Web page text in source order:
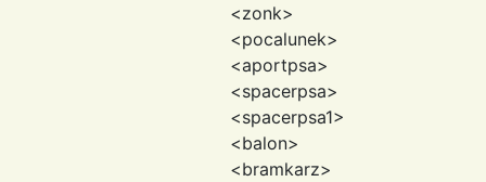
<zonk>
<pocalunek>
<aportpsa>
<spacerpsa>
<spacerpsa1>
<balon>
<bramkarz>